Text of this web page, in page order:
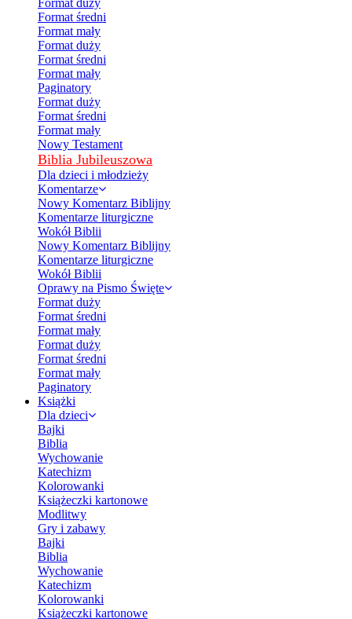
Format duży
Format średni
Format mały
Format duży
Format średni
Format mały
Paginatory
Format duży
Format średni
Format mały
Nowy Testament
Biblia Jubileuszowa
Dla dzieci i młodzieży
Komentarze
Nowy Komentarz Biblijny
Komentarze liturgiczne
Wokół Biblii
Nowy Komentarz Biblijny
Komentarze liturgiczne
Wokół Biblii
Oprawy na Pismo Święte
Format duży
Format średni
Format mały
Format duży
Format średni
Format mały
Paginatory
Książki
Dla dzieci
Bajki
Biblia
Wychowanie
Katechizm
Kolorowanki
Książeczki kartonowe
Modlitwy
Gry i zabawy
Bajki
Biblia
Wychowanie
Katechizm
Kolorowanki
Książeczki kartonowe